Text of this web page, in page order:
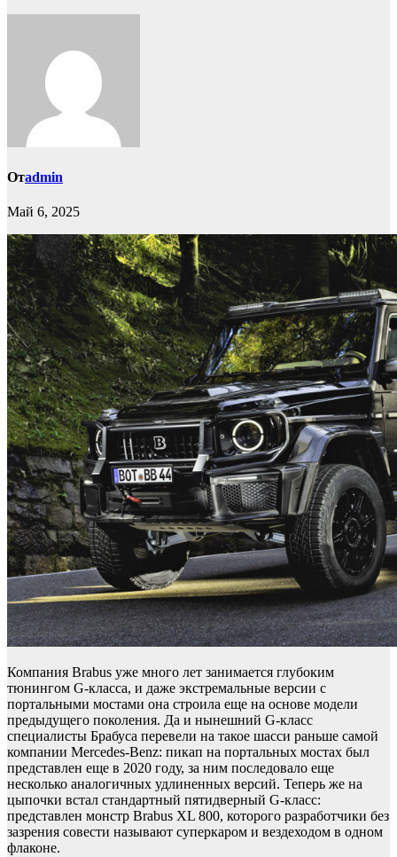
Отadmin
Май 6, 2025
Компания Brabus уже много лет занимается глубоким
тюнингом G-класса, и даже экстремальные версии с
портальными мостами она строила еще на основе модели
предыдущего поколения. Да и нынешний G-класс
специалисты Брабуса перевели на такое шасси раньше самой
компании Mercedes-Benz: пикап на портальных мостах был
представлен еще в 2020 году, за ним последовало еще
несколько аналогичных удлиненных версий. Теперь же на
цыпочки встал стандартный пятидверный G-класс:
представлен монстр Brabus XL 800, которого разработчики без
зазрения совести называют суперкаром и вездеходом в одном
флаконе.